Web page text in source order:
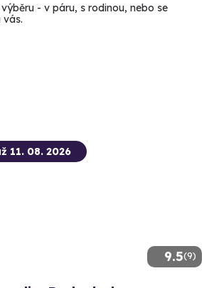
- v páru, s rodinou, nebo se
vás.
9.5(9)
11. 08. 2026